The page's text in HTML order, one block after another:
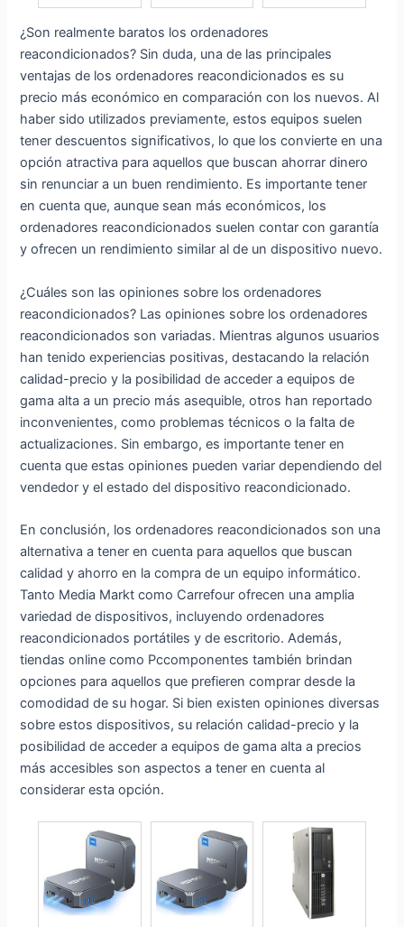
Lector DVD,
Windows 10
Pro ES 64) -
Negro
(Reacondicion
ado)
memoria Win
10 Pro MAR
Ultra Slim
Ordenador de
sobremesa
Mini PC
(reacondiciona
do)
Lector DVD
Windows 10
Pro ES 64)
(Reacondicion
ado)
¿Son realmente baratos los ordenadores
reacondicionados? Sin duda, una de las principales
ventajas de los ordenadores reacondicionados es su
precio más económico en comparación con los nuevos. Al
haber sido utilizados previamente, estos equipos suelen
tener descuentos significativos, lo que los convierte en una
opción atractiva para aquellos que buscan ahorrar dinero
sin renunciar a un buen rendimiento. Es importante tener
en cuenta que, aunque sean más económicos, los
ordenadores reacondicionados suelen contar con garantía
y ofrecen un rendimiento similar al de un dispositivo nuevo.
¿Cuáles son las opiniones sobre los ordenadores
reacondicionados? Las opiniones sobre los ordenadores
reacondicionados son variadas. Mientras algunos usuarios
han tenido experiencias positivas, destacando la relación
calidad-precio y la posibilidad de acceder a equipos de
gama alta a un precio más asequible, otros han reportado
inconvenientes, como problemas técnicos o la falta de
actualizaciones. Sin embargo, es importante tener en
cuenta que estas opiniones pueden variar dependiendo del
vendedor y el estado del dispositivo reacondicionado.
En conclusión, los ordenadores reacondicionados son una
alternativa a tener en cuenta para aquellos que buscan
calidad y ahorro en la compra de un equipo informático.
Tanto Media Markt como Carrefour ofrecen una amplia
variedad de dispositivos, incluyendo ordenadores
reacondicionados portátiles y de escritorio. Además,
tiendas online como Pccomponentes también brindan
opciones para aquellos que prefieren comprar desde la
comodidad de su hogar. Si bien existen opiniones diversas
sobre estos dispositivos, su relación calidad-precio y la
posibilidad de acceder a equipos de gama alta a precios
más accesibles son aspectos a tener en cuenta al
considerar esta opción.